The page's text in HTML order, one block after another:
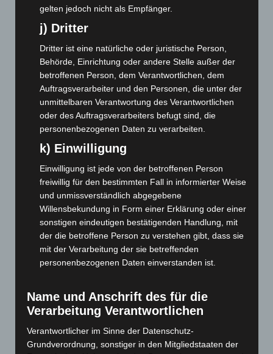
Mai 2024
(149)
April 2024
(102)
Februar 2024 (103)
Januar 2024(111)
Dezember 2023(130)
November 2023(130)
Oktober 2023(114)
September 2023 (133)
August 2023(134)
Juli 2023(118)
Juni 2023
(142)
Mai 2023(139)
April 2023(155)
März 2023(174)
Januar 2023(140)
Dezember 2022(130)
November 2022(167)
Oktober 2022(166)
gelten jedoch nicht als Empfänger.
j) Dritter
Dritter ist eine natürliche oder juristische Person,
Behörde, Einrichtung oder andere Stelle außer der
betroffenen Person, dem Verantwortlichen, dem
Auftragsverarbeiter und den Personen, die unter der
unmittelbaren Verantwortung des Verantwortlichen
oder des Auftragsverarbeiters befugt sind, die
personenbezogenen Daten zu verarbeiten.
k) Einwilligung
Einwilligung ist jede von der betroffenen Person
freiwillig für den bestimmten Fall in informierter Weise
und unmissverständlich abgegebene
Willensbekundung in Form einer Erklärung oder einer
sonstigen eindeutigen bestätigenden Handlung, mit
der die betroffene Person zu verstehen gibt, dass sie
mit der Verarbeitung der sie betreffenden
personenbezogenen Daten einverstanden ist.
Name und Anschrift des für die
Verarbeitung Verantwortlichen
Verantwortlicher im Sinne der Datenschutz-
Grundverordnung, sonstiger in den Mitgliedstaaten der